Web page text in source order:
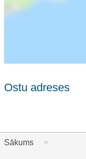
Ostu adreses
Sākums